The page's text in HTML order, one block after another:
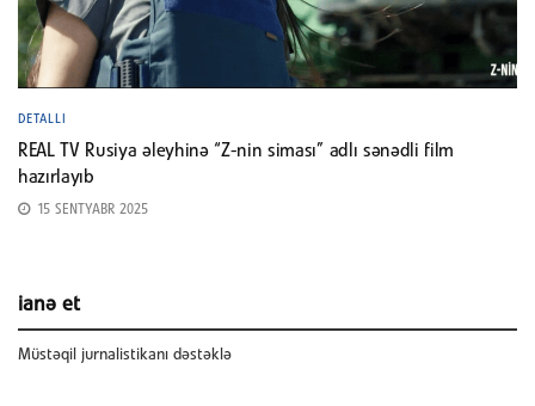
DETALLI
REAL TV Rusiya əleyhinə “Z-nin siması” adlı sənədli film
hazırlayıb
15 SENTYABR 2025
ianə et
Müstəqil jurnalistikanı dəstəklə